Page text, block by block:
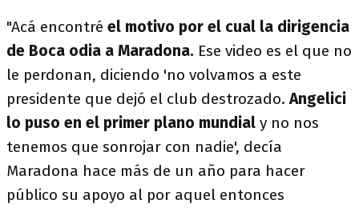
"Acá encontré el motivo por el cual la dirigencia
de Boca odia a Maradona. Ese video es el que no
le perdonan, diciendo 'no volvamos a este
presidente que dejó el club destrozado.Angelici
lo puso en el primer plano mundial y no nos
tenemos que sonrojar con nadie', decía
Maradona hace más de un año para hacer
público su apoyo al por aquel entonces